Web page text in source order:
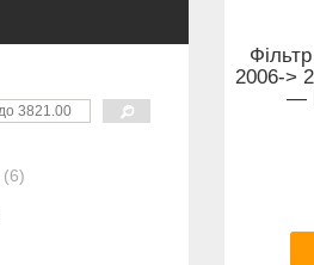
2006->
—
6